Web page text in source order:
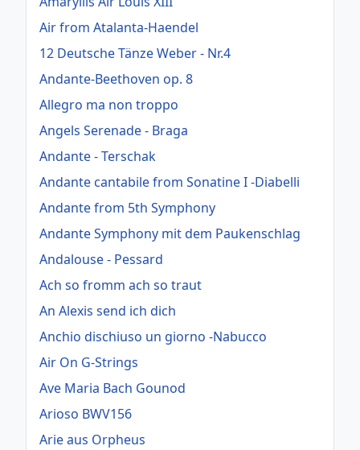
Air from Atalanta-Haendel
12 Deutsche Tänze Weber - Nr.4
Andante-Beethoven op. 8
Allegro ma non troppo
Angels Serenade - Braga
Andante - Terschak
Andante cantabile from Sonatine I -Diabelli
Andante from 5th Symphony
Andante Symphony mit dem Paukenschlag
Andalouse - Pessard
Ach so fromm ach so traut
An Alexis send ich dich
Anchio dischiuso un giorno -Nabucco
Air On G-Strings
Ave Maria Bach Gounod
Arioso BWV156
Arie aus Orpheus